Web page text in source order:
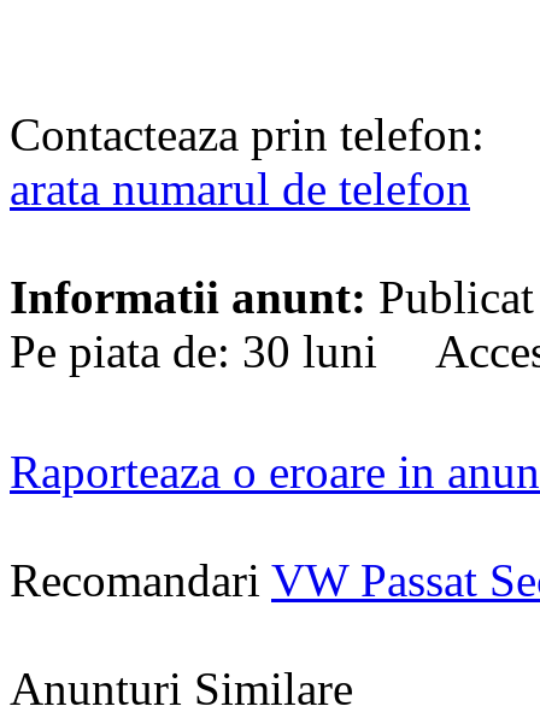
Contacteaza prin telefon:
arata numarul de telefon
Informatii anunt:
Pe piata de: 30 luni
Raporteaza o eroare in
Recomandari VW Passat
Anunturi Similare